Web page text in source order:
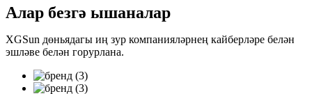
Алар безгә ышаналар
XGSun дөньядагы иң зур компанияләрнең кайберләре белән
эшләве белән горурлана.